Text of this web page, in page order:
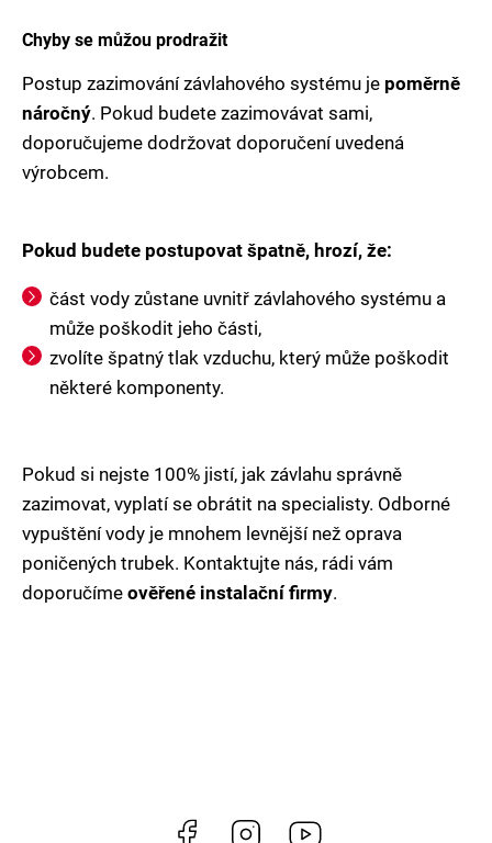
Chyby se můžou prodražit
Postup zazimování závlahového systému je poměrně
náročný. Pokud budete zazimovávat sami,
doporučujeme dodržovat doporučení uvedená
výrobcem.
Pokud budete postupovat špatně, hrozí, že:
část vody zůstane uvnitř závlahového systému a
může poškodit jeho části,
zvolíte špatný tlak vzduchu, který může poškodit
některé komponenty.
Pokud si nejste 100% jistí, jak závlahu správně
zazimovat, vyplatí se obrátit na specialisty. Odborné
vypuštění vody je mnohem levnější než oprava
poničených trubek. Kontaktujte nás, rádi vám
doporučíme ověřené instalační firmy.
Facebook Instagram